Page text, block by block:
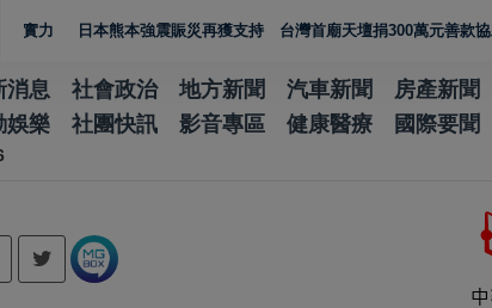
日本熊本強震賑災再獲支持 台灣首廟天壇捐300萬元善款協助災後復原
消息 社會政治 地方新聞 汽車新聞 房產新聞
娛樂 社團快訊 影音專區 健康醫療 國際要聞